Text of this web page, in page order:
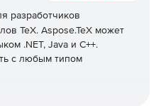
разработчиков
TeX. Aspose.TeX может
.NET, Java и C++.
с любым типом